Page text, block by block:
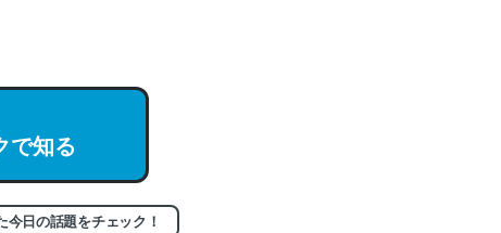
いての考察（１） - conceptualization
トークンだと英語小説100ページ分くらい。小説でいう「ずっと前
で知る
今日の話題をチェック！